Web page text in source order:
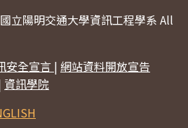
立陽明交通大學資訊工程學系 All
安全宣言 | 網站資料開放宣告
資訊學院